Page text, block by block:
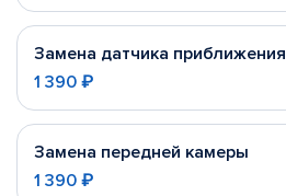
Замена датчика приближения
1 390 ₽
Замена передней камеры
1 390 ₽